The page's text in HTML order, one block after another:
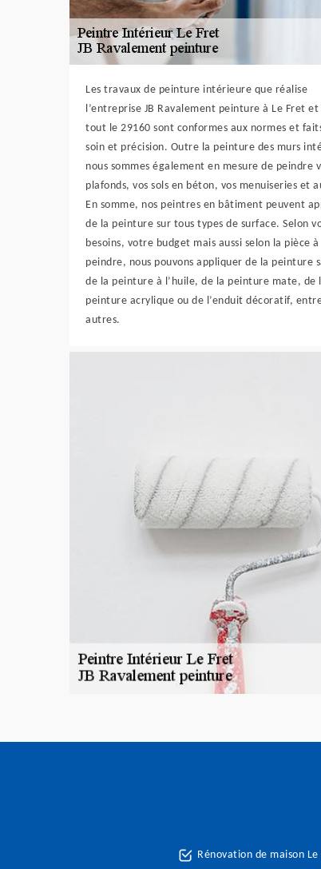
Les travaux de peinture intérieure que réalise
l’entreprise JB Ravalement peinture à Le Fret et
tout le 29160 sont conformes aux normes et
soin et précision. Outre la peinture des murs
nous sommes également en mesure de peindre
plafonds, vos sols en béton, vos menuiseries et
En somme, nos peintres en bâtiment peuvent
de la peinture sur tous types de surface. Selon
besoins, votre budget mais aussi selon la pièce à
peindre, nous pouvons appliquer de la peinture
de la peinture à l’huile, de la peinture mate, de
peinture acrylique ou de l’enduit décoratif,
autres.
Rénovation de maison